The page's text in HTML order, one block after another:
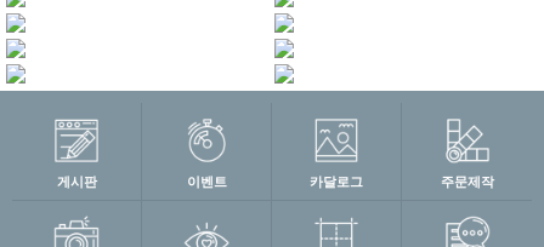
게시판 이벤트 카달로그 주문제작